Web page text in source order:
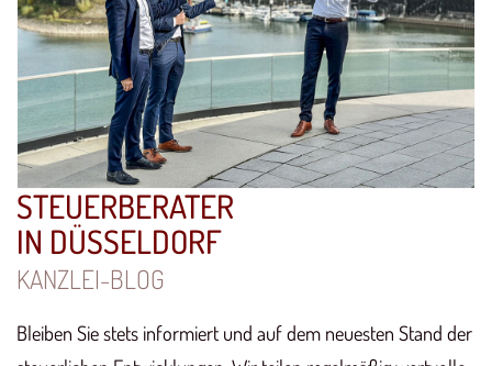
STEUERBERATER
IN DÜSSELDORF
KANZLEI-BLOG
Bleiben Sie stets informiert und auf dem neuesten Stand der